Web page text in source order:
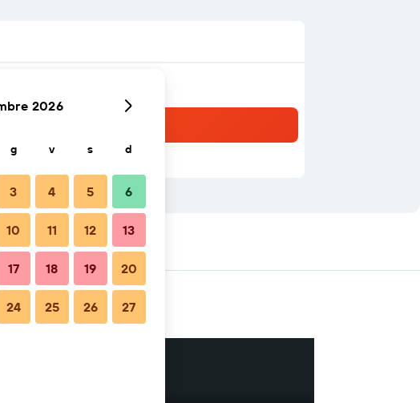
Soggiorni nelle vicinanze
2026
g v s d
3 4 5 6
10 11 12 13
17 18 19 20
24 25 26 27